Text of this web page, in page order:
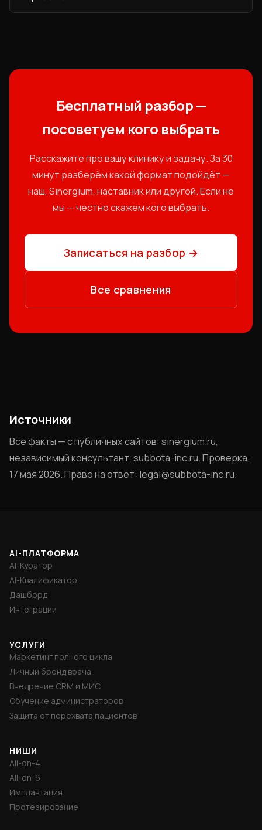
Бесплатный разбор —
посоветуем кого выбрать
Расскажите про вашу клинику и задачу. За 30
минут разберём какой формат подойдёт —
наш, Sinergium, наставник или другой. Если не
мы — честно скажем кого выбрать.
Записаться на разбор →
Все сравнения
Источники
Все факты — с публичных сайтов: sinergium.ru,
независимый консультант, subbota-inc.ru. Проверка:
17 мая 2026. Право на ответ: legal@subbota-inc.ru.
AI-ПЛАТФОРМА
AI-Куратор
AI-Квалификатор
Дашборд
Интеграции
УСЛУГИ
Маркетинг полного цикла
Личный бренд врача
Внедрение CRM и МИС
Обучение администраторов
Защита от перехвата пациентов
НИШИ
All-on-4
All-on-6
Имплантация
Протезирование